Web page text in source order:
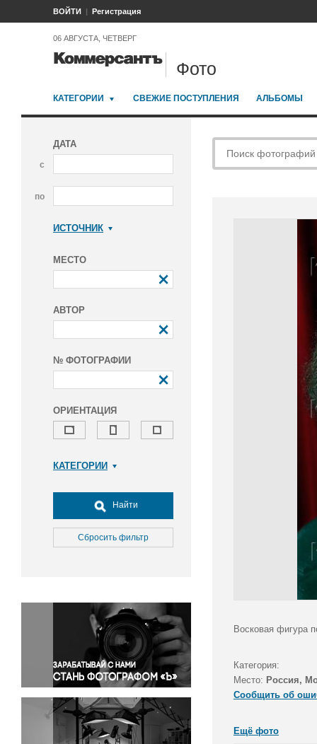
ВОЙТИ Регистрация
06 АВГУСТА, ЧЕТВЕРГ
Фото
КАТЕГОРИИ СВЕЖИЕ ПОСТУПЛЕНИЯ АЛЬБОМЫ
ДАТА
с
по
ИСТОЧНИК
МЕСТО
АВТОР
№ ФОТОГРАФИИ
ОРИЕНТАЦИЯ
КАТЕГОРИИ
Досуг, туризм и отдых
Культура
Медицина
Окружающая среда
Политика
Правосудие
Происшествия и конфликты
Религия
Светская жизнь
Спорт
Экология
Найти
Сбросить фильтр
Восковая фигура
Категория:
Место: Россия,
Сообщить об
Ещё фото